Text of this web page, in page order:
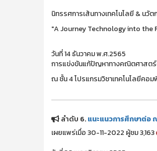
นิทรรศการเส้นทางเทคโนโลยี & น
"A Journey Technology into the
วันที่ 14 ธันวาคม พ.ศ.2565
การแข่งขันแก้ปัญหาทางคณิตศาสต
ณ ชั้น 4 โปรแกรมวิชาเทคโนโลยีคอ
ลำดับ 6.แนะแนวการศึกษาต่อ
เผยแพร่เมื่อ 30-11-2022 ผู้ชม 3,163